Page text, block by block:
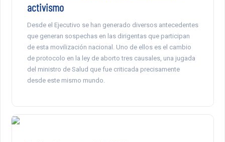
activismo
Desde el Ejecutivo se han generado diversos antecedentes
que generan sospechas en las dirigentas que participan
de esta movilización nacional. Uno de ellos es el cambio
de protocolo en la ley de aborto tres causales, una jugada
del ministro de Salud que fue criticada precisamente
desde este mismo mundo.